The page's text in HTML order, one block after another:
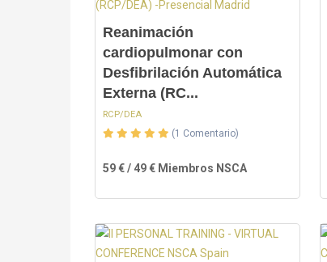
Reanimación
cardiopulmonar con
Desfibrilación Automática
Externa (RC...
RCP/DEA
(1 Comentario)
59 € / 49 € Miembros NSCA